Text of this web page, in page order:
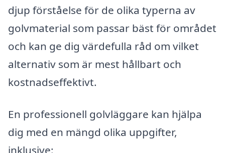
djup förståelse för de olika typerna av
golvmaterial som passar bäst för området
och kan ge dig värdefulla råd om vilket
alternativ som är mest hållbart och
kostnadseffektivt.
En professionell golvläggare kan hjälpa
dig med en mängd olika uppgifter,
inklusive: